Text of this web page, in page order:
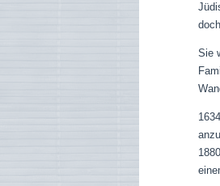
Sie